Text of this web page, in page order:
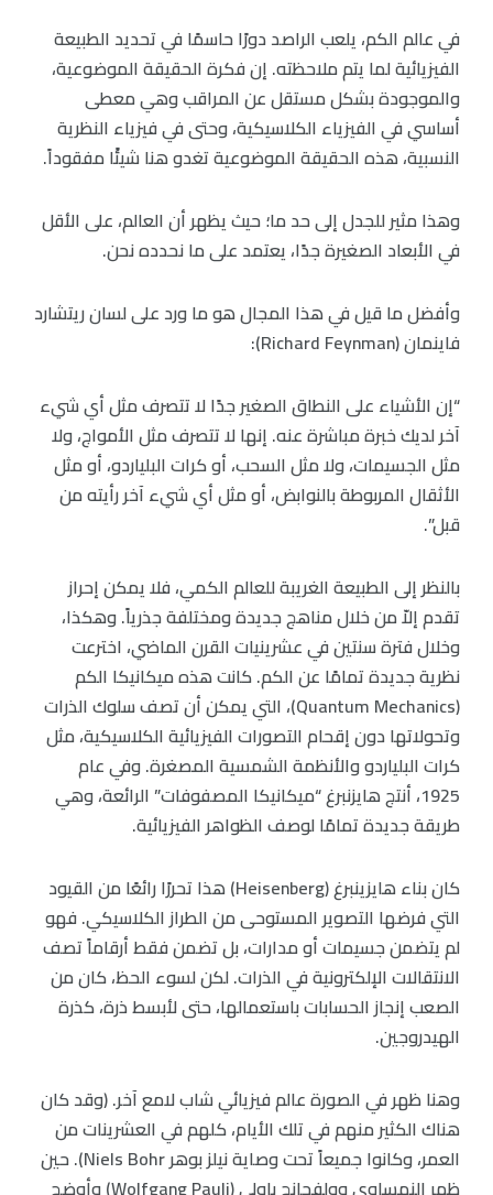
في عالم الكم، يلعب الراصد دورًا حاسمًا في تحديد الطبيعة
الفيزيائية لما يتم ملاحظته. إن فكرة الحقيقة الموضوعية،
والموجودة بشكل مستقل عن المراقب وهي معطى
أساسي في الفيزياء الكلاسيكية، وحتى في فيزياء النظرية
النسبية، هذه الحقيقة الموضوعية تغدو هنا شيئًا مفقوداً.
وهذا مثير للجدل إلى حد ما؛ حيث يظهر أن العالم، على الأقل
في الأبعاد الصغيرة جدًا، يعتمد على ما نحدده نحن.
وأفضل ما قيل في هذا المجال هو ما ورد على لسان ريتشارد
فاينمان (Richard Feynman):
“إن الأشياء على النطاق الصغير جدًا لا تتصرف مثل أي شيء
آخر لديك خبرة مباشرة عنه. إنها لا تتصرف مثل الأمواج، ولا
مثل الجسيمات، ولا مثل السحب، أو كرات البلياردو، أو مثل
الأثقال المربوطة بالنوابض، أو مثل أي شيء آخر رأيته من
قبل”.
بالنظر إلى الطبيعة الغريبة للعالم الكمي، فلا يمكن إحراز
تقدم إلاّ من خلال مناهج جديدة ومختلفة جذرياً. وهكذا،
وخلال فترة سنتين في عشرينيات القرن الماضي، اخترعت
نظرية جديدة تمامًا عن الكم. كانت هذه ميكانيكا الكم
(Quantum Mechanics)، التي يمكن أن تصف سلوك الذرات
وتحولاتها دون إقحام التصورات الفيزيائية الكلاسيكية، مثل
كرات البلياردو والأنظمة الشمسية المصغرة. وفي عام
1925، أنتج هايزنبرغ “ميكانيكا المصفوفات” الرائعة، وهي
طريقة جديدة تمامًا لوصف الظواهر الفيزيائية.
كان بناء هايزينبرغ (Heisenberg) هذا تحررًا رائعًا من القيود
التي فرضها التصوير المستوحى من الطراز الكلاسيكي. فهو
لم يتضمن جسيمات أو مدارات، بل تضمن فقط أرقاماً تصف
الانتقالات الإلكترونية في الذرات. لكن لسوء الحظ، كان من
الصعب إنجاز الحسابات باستعمالها، حتى لأبسط ذرة، كذرة
الهيدروجين.
وهنا ظهر في الصورة عالم فيزيائي شاب لامع آخر. (وقد كان
هناك الكثير منهم في تلك الأيام، كلهم في العشرينات من
العمر، وكانوا جميعاً تحت وصاية نيلز بوهر Niels Bohr). حين
ظهر النمساوي وولفجانج باولي (Wolfgang Pauli) وأوضح